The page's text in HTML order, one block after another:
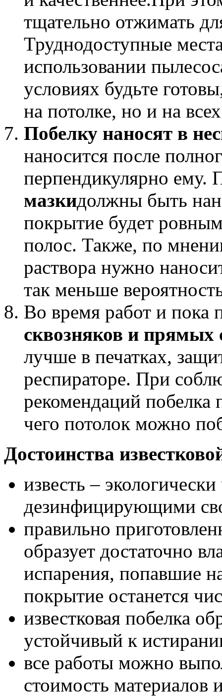
тщательно отжимать
Труднодоступные
использовании
условиях будьте
на потолке, но и на
Побелку наносят в
наносится после
перпендикулярно ему.
мазкидолжны быть
покрытие будет
полос. Также, по
раствора нужно
так меньше
Во время работ и пока
сквозняков и прямых
лучше в печатках,
респираторе. При
рекомендаций побелка
чего потолок можно
Достоинства
известь –
дезинфицирующими
правильно
образует достаточно
испарения, попавшие
покрытие останется
известковая побелка
устойчивый к
все работы можно
стоимость